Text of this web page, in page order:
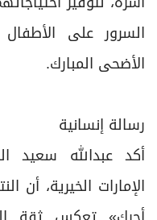
السرور على
الأضحى المبارك.
رسالة إنسانية
أكد عبدالله سعيد
الإمارات الخيرية، أن